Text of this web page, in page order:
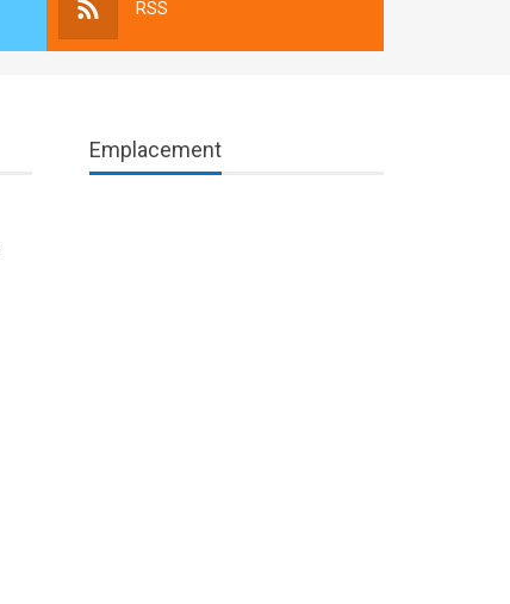
RSS
Emplacement